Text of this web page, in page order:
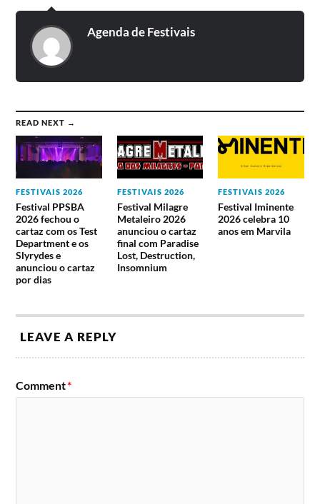
11 de
agosto
Tigerman, Mishlawi, The Twist
Agenda de Festivais
READ NEXT →
FESTIVAIS 2026
Festival PPSBA
2026 fechou o
cartaz com os Test
Department e os
Slyrydes e
anunciou o cartaz
por dias
FESTIVAIS 2026
Festival Milagre
Metaleiro 2026
anunciou o cartaz
final com Paradise
Lost, Destruction,
Insomnium
FESTIVAIS 2026
Festival Iminente
2026 celebra 10
anos em Marvila
LEAVE A REPLY
Comment*